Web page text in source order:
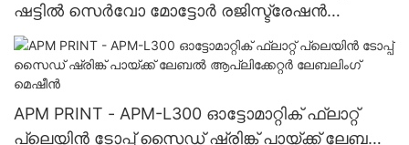
ഷട്ടിൽ സെർവോ മോട്ടോർ രജിസ്ട്രേഷൻ
ബോട്ടിൽ പ്രിന്റിംഗ് മെഷീൻ ബോട്ടിൽ
രജിസ്ട്രേഷൻ പോയിന്റ് ഉള്ളതോ ഇല്ലാത്തതോ
ആയ ഓട്ടോ സ്ക്രീൻ പ്രിന്റർ
APM PRINT - APM-L300 ഓട്ടോമാറ്റിക് ഫ്ലാറ്റ്
പ്ലെയിൻ ടോപ്പ് സൈഡ് ഷ്രിങ്ക് പായ്ക്ക് ലേബൽ